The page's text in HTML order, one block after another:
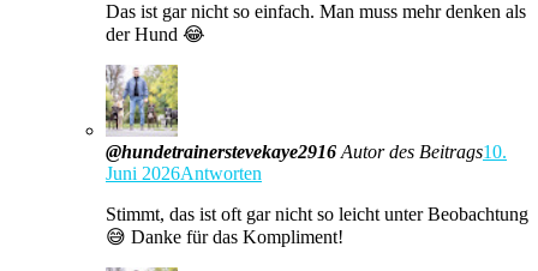
Das ist gar nicht so einfach. Man muss mehr denken als
der Hund 😂
@hundetrainerstevekaye2916 Autor des Beitrags10.
Juni 2026Antworten
Stimmt, das ist oft gar nicht so leicht unter Beobachtung
😅 Danke für das Kompliment!